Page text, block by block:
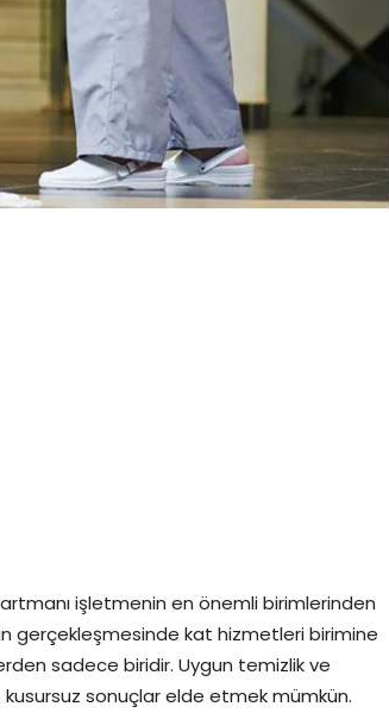
işletmenin en önemli birimlerinden
gerçekleşmesinde kat hizmetleri birimine
sadece biridir. Uygun temizlik ve
sonuçlar elde etmek mümkün.